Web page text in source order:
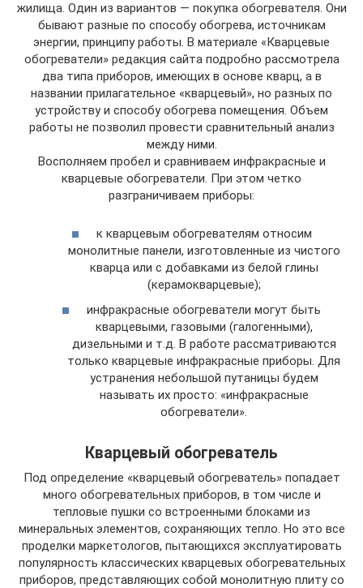
жилища. Один из вариантов — покупка обогревателя. Они
бывают разные по способу обогрева, источникам
энергии, принципу работы. В материале «Кварцевые
обогреватели» редакция сайта подробно рассмотрела
два типа приборов, имеющих в основе кварц, а в
названии прилагательное «кварцевый», но разных по
устройству и способу обогрева помещения. Объем
работы не позволил провести сравнительный анализ
между ними.
Восполняем пробел и сравниваем инфракрасные и
кварцевые обогреватели. При этом четко
разграничиваем приборы:
к кварцевым обогревателям относим
монолитные панели, изготовленные из чистого
кварца или с добавками из белой глины
(керамокварцевые);
инфракрасные обогреватели могут быть
кварцевыми, газовыми (галогенными),
дизельными и т.д. В работе рассматриваются
только кварцевые инфракрасные приборы. Для
устранения небольшой путаницы будем
называть их просто: «инфракрасные
обогреватели».
Кварцевый обогреватель
Под определение «кварцевый обогреватель» попадает
много обогревательных приборов, в том числе и
тепловые пушки со встроенными блоками из
минеральных элементов, сохраняющих тепло. Но это все
проделки маркетологов, пытающихся эксплуатировать
популярность классических кварцевых обогревательных
приборов, представляющих собой монолитную плиту со